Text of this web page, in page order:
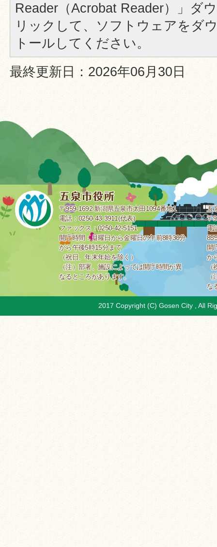
Reader（Acrobat Reader）」ダ
リックして、ソフトウェアをダ
トールしてください。
最終更新日：2026年06月30日
〒959-1692 新潟県五泉市太田1094番地1
電話：0250-43-3911(代表)
ファックス：0250-42-5151
開庁時間：月曜日から金曜日の午前8時30分
から午後5時15分まで
（祝日、年末年始を除く）
（注）部署、施設によっては開庁時間が異
なるところがあります。
五
〒
電
開
か
な
2017 Copyright (C) Gosen City , All